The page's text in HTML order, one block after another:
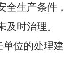
全生产条件，
及时治理。
单位的处理建